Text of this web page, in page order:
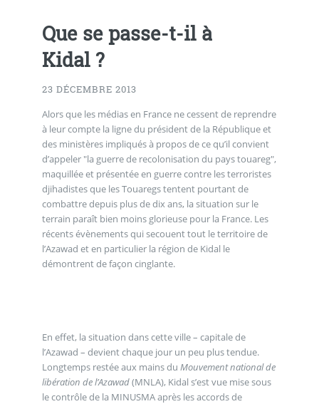
Que se passe-t-il à
Kidal ?
23 DÉCEMBRE 2013
Alors que les médias en France ne cessent de reprendre
à leur compte la ligne du président de la République et
des ministères impliqués à propos de ce qu’il convient
d’appeler "la guerre de recolonisation du pays touareg",
maquillée et présentée en guerre contre les terroristes
djihadistes que les Touaregs tentent pourtant de
combattre depuis plus de dix ans, la situation sur le
terrain paraît bien moins glorieuse pour la France. Les
récents évènements qui secouent tout le territoire de
l’Azawad et en particulier la région de Kidal le
démontrent de façon cinglante.
En effet, la situation dans cette ville – capitale de
l’Azawad – devient chaque jour un peu plus tendue.
Longtemps restée aux mains du Mouvement national de
libération de l’Azawad(MNLA), Kidal s’est vue mise sous
le contrôle de la MINUSMA après les accords de